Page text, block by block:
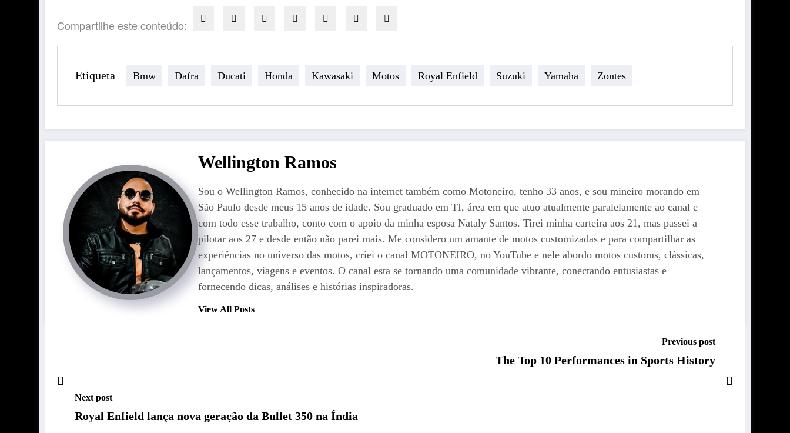
Compartilhe este conteúdo:
Etiqueta Bmw Dafra Ducati Honda Kawasaki Motos Royal Enfield Suzuki Yamaha Zontes
Wellington Ramos
Sou o Wellington Ramos, conhecido na internet também como Motoneiro, tenho 33 anos, e sou mineiro morando em
São Paulo desde meus 15 anos de idade. Sou graduado em TI, área em que atuo atualmente paralelamente ao canal e
com todo esse trabalho, conto com o apoio da minha esposa Nataly Santos. Tirei minha carteira aos 21, mas passei a
pilotar aos 27 e desde então não parei mais. Me considero um amante de motos customizadas e para compartilhar as
experiências no universo das motos, criei o canal MOTONEIRO, no YouTube e nele abordo motos customs, clássicas,
lançamentos, viagens e eventos. O canal esta se tornando uma comunidade vibrante, conectando entusiastas e
fornecendo dicas, análises e histórias inspiradoras.
View All Posts
Previous post
The Top 10 Performances in Sports History
Next post
Royal Enfield lança nova geração da Bullet 350 na Índia